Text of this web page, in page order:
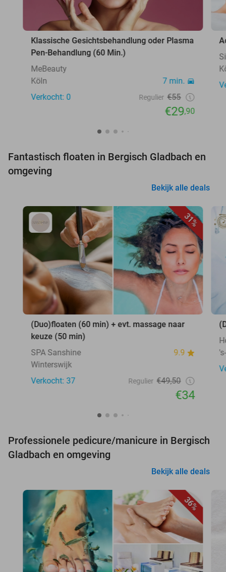
Klassische Gesichtsbehandlung oder Plasma
Pen-Behandlung (60 Min.)
MeBeauty
Köln
7 min.
Verkocht: 0
Regulier €55
€29,90
Fantastisch floaten in Bergisch Gladbach en
omgeving
Bekijk alle deals
31%
(Duo)floaten (60 min) + evt. massage naar
keuze (50 min)
SPA Sanshine
9.9
Winterswijk
Verkocht: 37
Regulier €49,50
€34
Professionele pedicure/manicure in Bergisch
Gladbach en omgeving
Bekijk alle deals
36%